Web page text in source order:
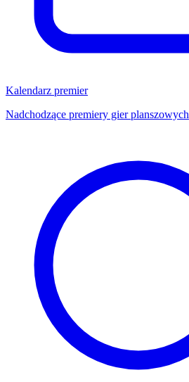
Kalendarz premier
Nadchodzące premiery gier planszowych